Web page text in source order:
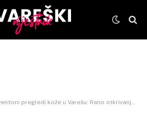
pregledi kože u Varešu: Rano otkrivanje može spasiti život